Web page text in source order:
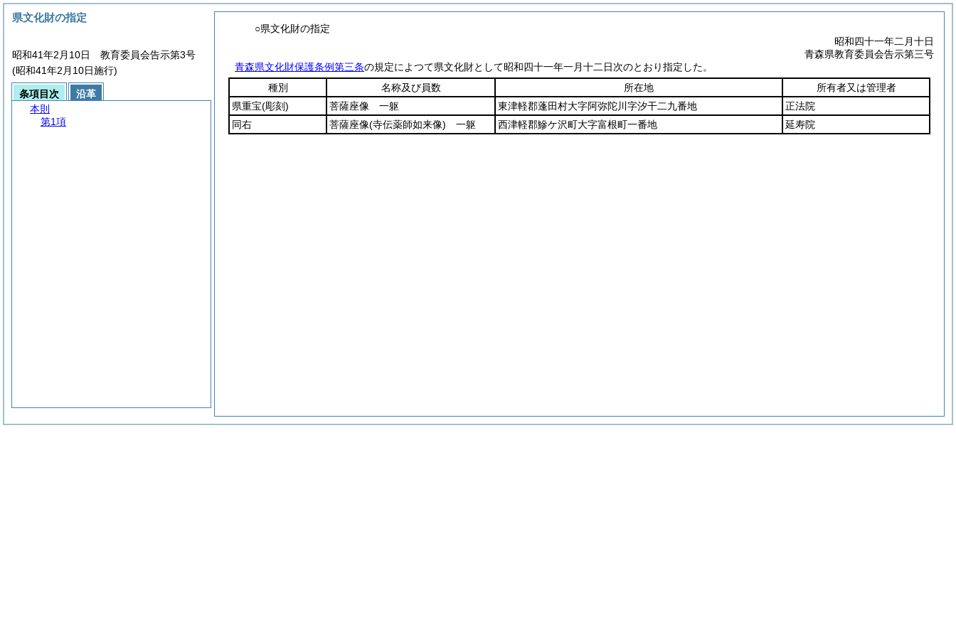
○県文化財の指定
昭和四十一年二月十日
青森県教育委員会告示第三号
青森県文化財保護条例第三条の規定によつて県文化財として昭和四十一年一月十二日次のとおり指定した。
種別
名称及び員数 所在地
所有者又は管理者
県重宝(彫刻) 菩薩座像 一躯 東津軽郡蓬田村大字阿弥陀川字汐干二九番地
正法院
同右
菩薩座像(寺伝薬師如来像) 一躯 西津軽郡鰺ケ沢町大字富根町一番地 延寿院
県文化財の指定
昭和41年2月10日 教育委員会告示第3号
(昭和41年2月10日施行)
条項目次
沿革
本則
第1項